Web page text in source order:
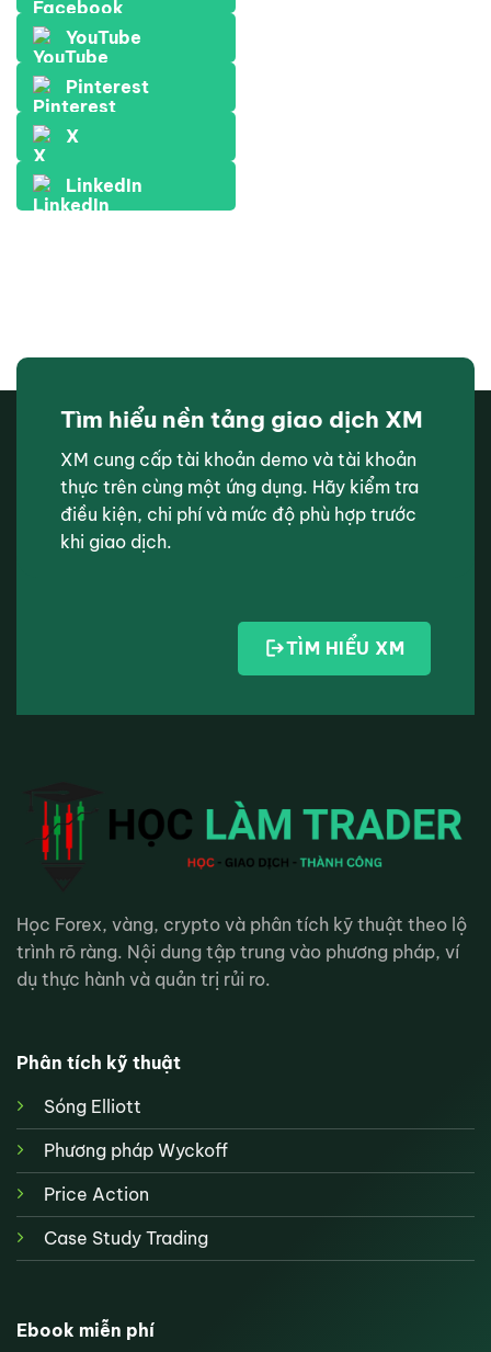
YouTube
Pinterest
X
LinkedIn
Tìm hiểu nền tảng giao dịch XM
XM cung cấp tài khoản demo và tài khoản
thực trên cùng một ứng dụng. Hãy kiểm tra
điều kiện, chi phí và mức độ phù hợp trước
khi giao dịch.
TÌM HIỂU XM
Học Forex, vàng, crypto và phân tích kỹ thuật theo lộ
trình rõ ràng. Nội dung tập trung vào phương pháp, ví
dụ thực hành và quản trị rủi ro.
Phân tích kỹ thuật
Sóng Elliott
Phương pháp Wyckoff
Price Action
Case Study Trading
Ebook miễn phí